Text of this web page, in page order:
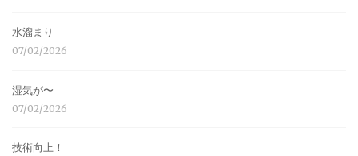
水溜まり
07/02/2026
湿気が〜
07/02/2026
技術向上！